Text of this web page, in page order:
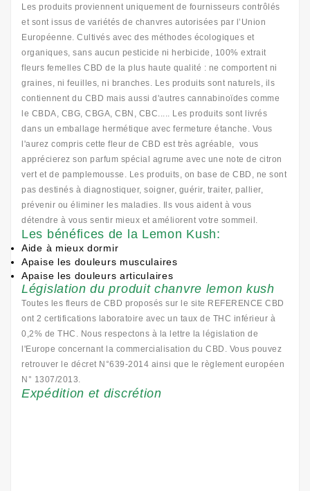
Les produits proviennent uniquement de fournisseurs contrôlés
et sont issus de variétés de chanvres autorisées par l’Union
Européenne. Cultivés avec des méthodes écologiques et
organiques, sans aucun pesticide ni herbicide, 100% extrait
fleurs femelles CBD de la plus haute qualité : ne comportent ni
graines, ni feuilles, ni branches. Les produits sont naturels, ils
contiennent du CBD mais aussi d'autres cannabinoïdes comme
le CBDA, CBG, CBGA, CBN, CBC..... Les produits sont livrés
dans un emballage hermétique avec fermeture étanche. Vous
l'aurez compris cette fleur de CBD est très agréable, vous
apprécierez son parfum spécial agrume avec une note de citron
vert et de pamplemousse. Les produits, on base de CBD, ne sont
pas destinés à diagnostiquer, soigner, guérir, traiter, pallier,
prévenir ou éliminer les maladies. Ils vous aident à vous
détendre à vous sentir mieux et améliorent votre sommeil.
Les bénéfices de la Lemon Kush:
Aide à mieux dormir
Apaise les douleurs musculaires
Apaise les douleurs articulaires
Législation du produit chanvre lemon kush
Toutes les fleurs de CBD proposés sur le site REFERENCE CBD
ont 2 certifications laboratoire avec un taux de THC inférieur à
0,2% de THC. Nous respectons à la lettre la législation de
l'Europe concernant la commercialisation du CBD. Vous pouvez
retrouver le décret N°639-2014 ainsi que le règlement européen
N° 1307/2013.
Expédition et discrétion